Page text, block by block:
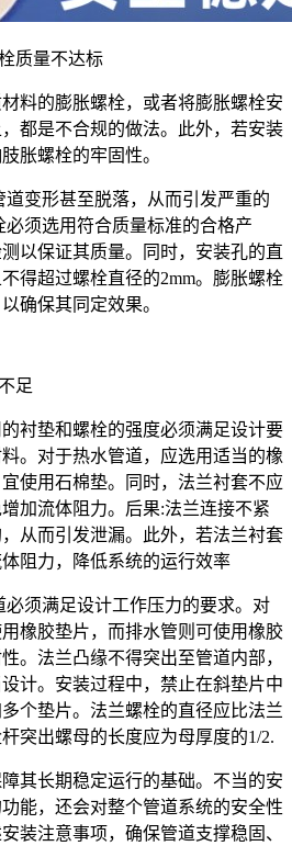
质量不达标
料的膨胀螺栓，或者将膨胀螺栓安
都是不合规的做法。此外，若安装
胀螺栓的牢固性。
变形甚至脱落，从而引发严重的
须选用符合质量标准的合格产
以保证其质量。同时，安装孔的直
得超过螺栓直径的2mm。膨胀螺栓
确保其同定效果。
足
衬垫和螺栓的强度必须满足设计要
。对于热水管道，应选用适当的橡
使用石棉垫。同时，法兰衬套不应
加流体阻力。后果:法兰连接不紧
从而引发泄漏。此外，若法兰衬套
阻力，降低系统的运行效率
须满足设计工作压力的要求。对
橡胶垫片，而排水管则可使用橡胶
。法兰凸缘不得突出至管道内部，
计。安装过程中，禁止在斜垫片中
个垫片。法兰螺栓的直径应比法兰
突出螺母的长度应为母厚度的1/2.
其长期稳定运行的基础。不当的安
能，还会对整个管道系统的安全性
装注意事项，确保管道支撑稳固、